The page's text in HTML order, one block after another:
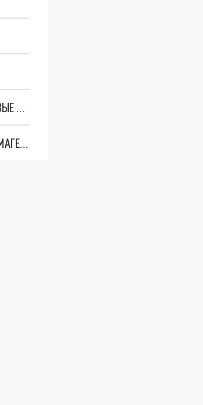
"ОЧЕНЬ ПЛОХИЕ НОВОСТИ": БОЛЬШАЯ ОШИБКА PALANTIR В РОССИИ. СТРАНЫ НАТО ВПЕРВЫЕ ЗА СВО ОСТАНОВИЛИ ПОСТАВКИ ОРУЖИЯ. ВСУ ТЕРЯЮТ ПРИГРАНИЧЬЕ?
ТРИ ГЛАВНЫХ ИНСАЙДА ОБ СВО. ОТМЕНА МОБИЛИЗАЦИИ И ВОЗВРАЩЕНИЕ "ГЕНЕРАЛА АРМАГЕДДОНА"? ОТЛИЧНЫЕ НОВОСТИ, КОТОРЫЕ ЖДАЛИ ВСЕ